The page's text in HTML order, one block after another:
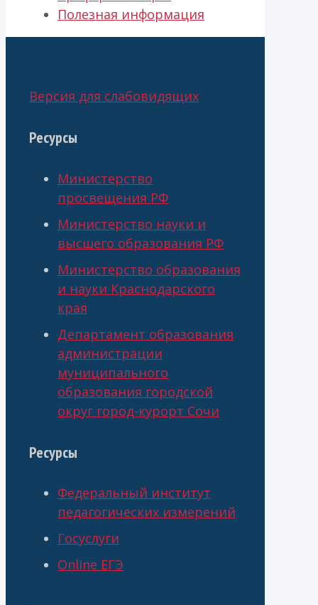
Полезная информация
Версия для слабовидящих
Ресурсы
Министерство
просвещения РФ
Министерство науки и
высшего образования РФ
Министерство образования
и науки Краснодарского
края
Департамент образования
администрации
муниципального
образования городской
округ город-курорт Сочи
Ресурсы
Федеральный институт
педагогических измерений
Госуслуги
Online ЕГЭ